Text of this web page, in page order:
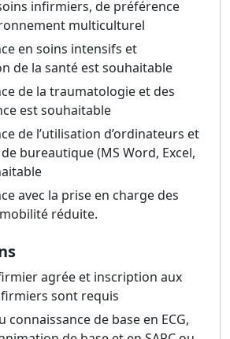
infirmiers, de préférence
multiculturel
en soins intensifs et
de la santé est souhaitable
de la traumatologie et des
est souhaitable
de l’utilisation d’ordinateurs et
bureautique (MS Word, Excel,
avec la prise en charge des
réduite.
agrée et inscription aux
sont requis
connaissance de base en ECG,